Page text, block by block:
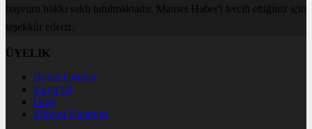
başvuru hakkı saklı tutulmaktadır. Manset Haber'i tercih ettiğiniz için
teşekkür ederiz.
ÜYELIK
Haber Gönder
Kayıt Ol
Giriş
Şifremi Unuttum